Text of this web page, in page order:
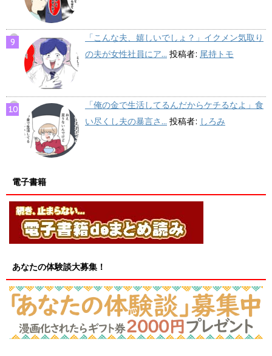
「こんな夫、嬉しいでしょ？」イクメン気取り
の夫が女性社員にア... 投稿者: 尾持トモ
「俺の金で生活してるんだからケチるなよ」食
い尽くし夫の暴言さ... 投稿者: しろみ
電子書籍
あなたの体験談大募集！